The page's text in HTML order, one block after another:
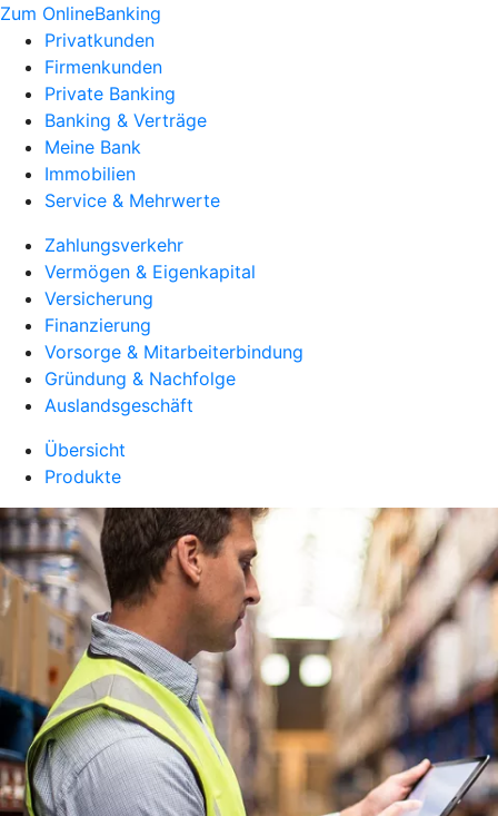
Zum OnlineBanking
Privatkunden
Firmenkunden
Private Banking
Banking & Verträge
Meine Bank
Immobilien
Service & Mehrwerte
Zahlungsverkehr
Vermögen & Eigenkapital
Versicherung
Finanzierung
Vorsorge & Mitarbeiterbindung
Gründung & Nachfolge
Auslandsgeschäft
Übersicht
Produkte